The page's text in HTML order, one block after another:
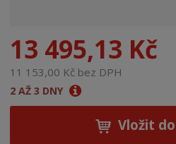
13 495,13 Kč
11 153,00 Kč bez DPH
2 AŽ 3 DNY
Vložit